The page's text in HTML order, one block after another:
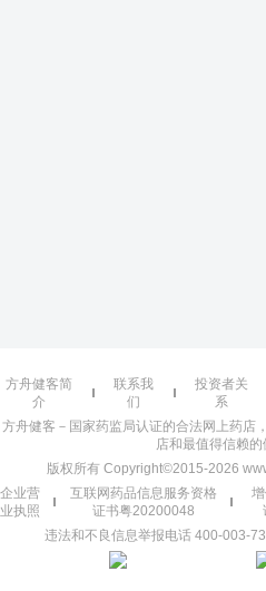
方舟健客简
介
联系我
们
投资者关
系
方舟健客－国家药监局认证的合法网上药店
店和最值得信赖
版权所有 Copyright©2015-2026
企业营
业执照
互联网药品信息服务资格
证书粤20200048
违法和不良信息举报电话 400-003-